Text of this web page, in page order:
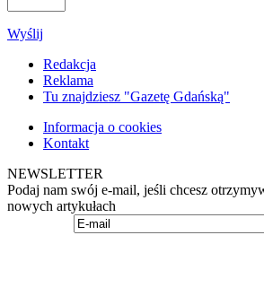
Wyślij
Redakcja
Reklama
Tu znajdziesz "Gazetę Gdańską"
Informacja o cookies
Kontakt
NEWSLETTER
Podaj nam swój e-mail, jeśli chcesz
nowych artykułach